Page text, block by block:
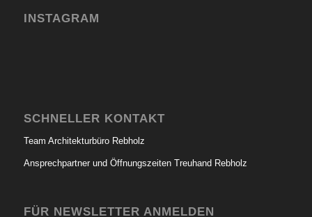
INSTAGRAM
SCHNELLER KONTAKT
Team Architekturbüro Rebholz
Ansprechpartner und Öffnungszeiten Treuhand Rebholz
FÜR NEWSLETTER ANMELDEN